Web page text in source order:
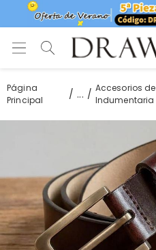
Página
Principal
...
Accesorios de
Indumentaria